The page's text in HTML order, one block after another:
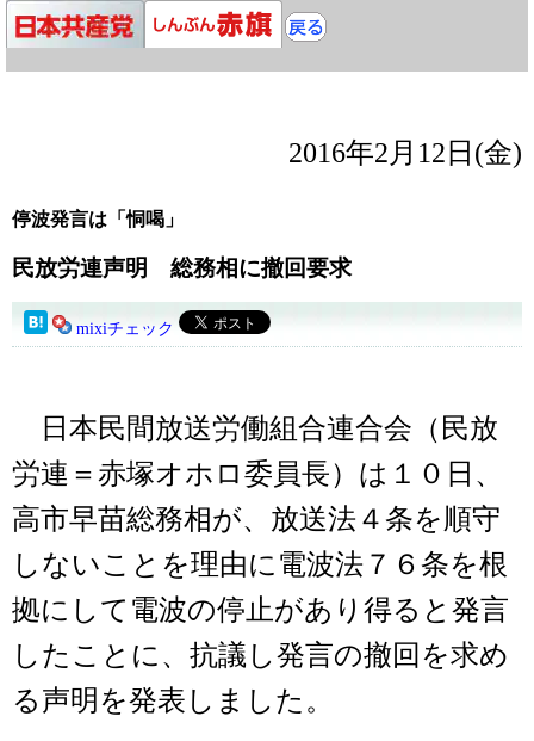
2016年2月12日(金)
停波発言は「恫喝」
民放労連声明 総務相に撤回要求
mixiチェック
日本民間放送労働組合連合会（民放
労連＝赤塚オホロ委員長）は１０日、
高市早苗総務相が、放送法４条を順守
しないことを理由に電波法７６条を根
拠にして電波の停止があり得ると発言
したことに、抗議し発言の撤回を求め
る声明を発表しました。